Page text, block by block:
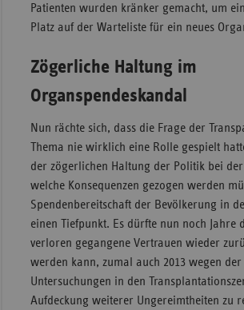
Patienten wurden kränker gemacht, um
Platz auf der Warteliste für ein neues
Zögerliche Haltung im
Organspendeskandal
Nun rächte sich, dass die Frage der
Thema nie wirklich eine Rolle gespielt
der zögerlichen Haltung der Politik bei
welche Konsequenzen gezogen werden
Spendenbereitschaft der Bevölkerung in
einen Tiefpunkt. Es dürfte nun noch Jahre
verloren gegangene Vertrauen wieder
werden kann, zumal auch 2013 wegen
Untersuchungen in den
Aufdeckung weiterer Ungereimtheiten zu